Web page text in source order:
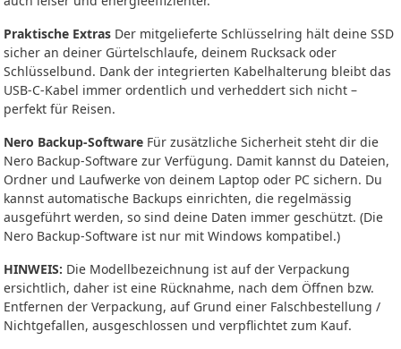
Praktische Extras Der mitgelieferte Schlüsselring hält deine SSD
sicher an deiner Gürtelschlaufe, deinem Rucksack oder
Schlüsselbund. Dank der integrierten Kabelhalterung bleibt das
USB-C-Kabel immer ordentlich und verheddert sich nicht –
perfekt für Reisen.
Nero Backup-Software Für zusätzliche Sicherheit steht dir die
Nero Backup-Software zur Verfügung. Damit kannst du Dateien,
Ordner und Laufwerke von deinem Laptop oder PC sichern. Du
kannst automatische Backups einrichten, die regelmässig
ausgeführt werden, so sind deine Daten immer geschützt. (Die
Nero Backup-Software ist nur mit Windows kompatibel.)
HINWEIS: Die Modellbezeichnung ist auf der Verpackung
ersichtlich, daher ist eine Rücknahme, nach dem Öffnen bzw.
Entfernen der Verpackung, auf Grund einer Falschbestellung /
Nichtgefallen, ausgeschlossen und verpflichtet zum Kauf.